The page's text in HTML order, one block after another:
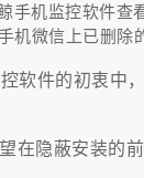
手机监控软件
机微信上已删除
软件的初衷中
在隐蔽安装的